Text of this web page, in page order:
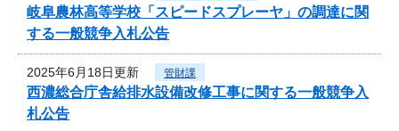
岐阜農林高等学校「スピードスプレーヤ」の調達に関
する一般競争入札公告
2025年6月18日更新 管財課
西濃総合庁舎給排水設備改修工事に関する一般競争入
札公告